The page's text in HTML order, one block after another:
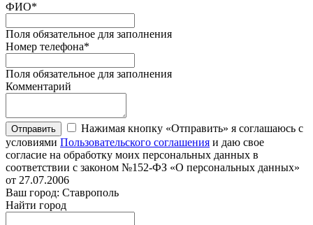
ФИО*
Поля обязательное для заполнения
Номер телефона*
Поля обязательное для заполнения
Комментарий
Отправить
Нажимая кнопку «Отправить» я соглашаюсь с
условиями Пользовательского соглашения и даю свое
согласие на обработку моих персональных данных в
соответствии с законом №152-ФЗ «О персональных данных»
от 27.07.2006
Ваш город: Ставрополь
Найти город